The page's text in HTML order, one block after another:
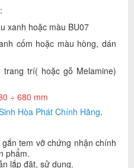
xanh hoặc màu BU07
cốm hoặc màu hòng, dán
trí( hoặc gỗ Melamine)
÷ 680 mm
Hòa Phát Chính Hãng.
tem vỡ chứng nhận chính
phẩm.
lắp đặt, sử dụng.